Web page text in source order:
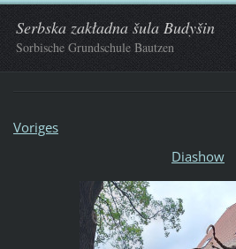
Serbska zakładna šula Budyšin
Sorbische Grundschule Bautzen
Voriges
Diashow